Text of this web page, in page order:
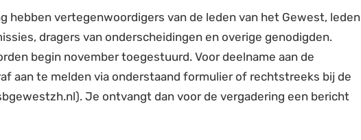
hebben vertegenwoordigers van de leden van het Gewest, leden
dragers van onderscheidingen en overige genodigden.
begin november toegestuurd. Voor deelname aan de
aan te melden via onderstaand formulier of rechtstreeks bij de
Je ontvangt dan voor de vergadering een bericht